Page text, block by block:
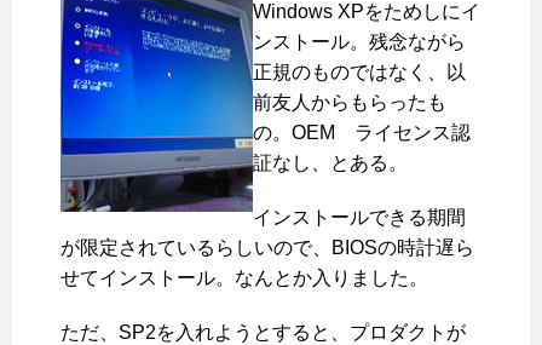
Windows XPをためしにイ
ンストール。残念ながら
正規のものではなく、以
前友人からもらったも
の。OEM ライセンス認
証なし、とある。
インストールできる期間
が限定されているらしいので、BIOSの時計遅ら
せてインストール。なんとか入りました。
ただ、SP2を入れようとすると、プロダクトが